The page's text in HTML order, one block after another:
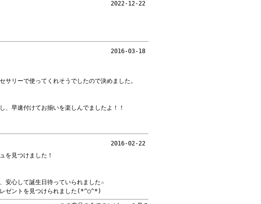
2022-12-22
2016-03-18
リーで使ってくれそうでしたので決めました。
、早速付けてお揃いを楽しんでましたよ！！
2016-02-22
を見つけました！
安心して誕生日待っていられました☆
レゼントを見つけられました(*^◯^*)